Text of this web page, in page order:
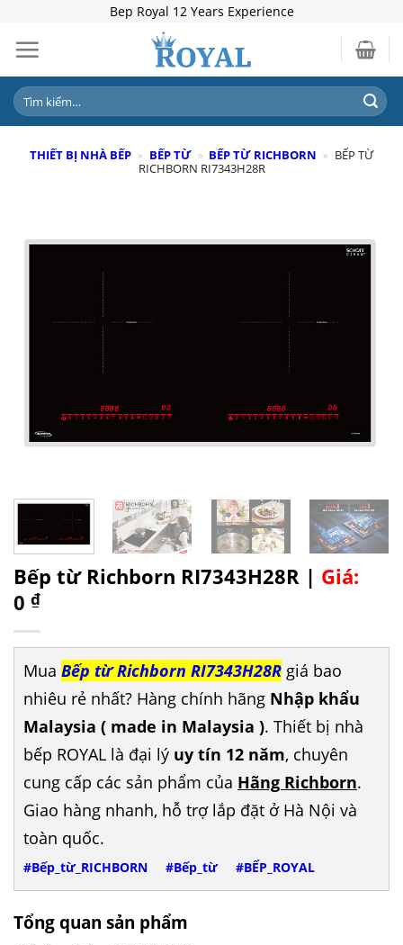
content
Bep Royal 12 Years Experience
Tìm
kiếm:
THIẾT BỊ NHÀ BẾP » BẾP TỪ » BẾP TỪ RICHBORN » BẾP TỪ
RICHBORN RI7343H28R
Bếp từ Richborn RI7343H28R | Giá:
0 ₫
Mua Bếp từ Richborn RI7343H28R giá bao
nhiêu rẻ nhất? Hàng chính hãng Nhập khẩu
Malaysia ( made in Malaysia ). Thiết bị nhà
bếp ROYAL là đại lý uy tín 12 năm, chuyên
cung cấp các sản phẩm của Hãng Richborn.
Giao hàng nhanh, hỗ trợ lắp đặt ở Hà Nội và
toàn quốc.
#Bếp_từ_RICHBORN #Bếp_từ #BẾP_ROYAL
Tổng quan sản phẩm